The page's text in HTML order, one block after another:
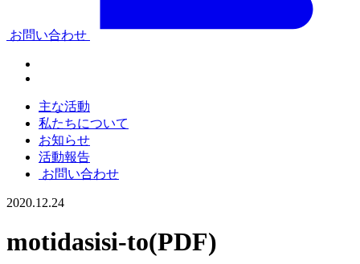
お問い合わせ
主な活動
私たちについて
お知らせ
活動報告
お問い合わせ
2020.12.24
motidasisi-to(PDF)